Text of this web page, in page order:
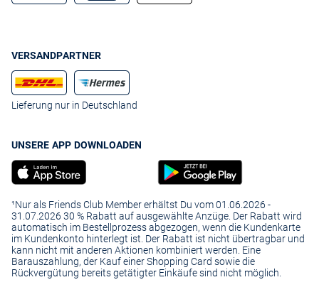
VERSANDPARTNER
Lieferung nur in Deutschland
UNSERE APP DOWNLOADEN
¹Nur als Friends Club Member erhältst Du vom 01.06.2026 -
31.07.2026 30 % Rabatt auf ausgewählte Anzüge. Der Rabatt wird
automatisch im Bestellprozess abgezogen, wenn die Kundenkarte
im Kundenkonto hinterlegt ist. Der Rabatt ist nicht übertragbar und
kann nicht mit anderen Aktionen kombiniert werden. Eine
Barauszahlung, der Kauf einer Shopping Card sowie die
Rückvergütung bereits getätigter Einkäufe sind nicht möglich.